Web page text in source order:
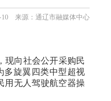
10 来源：通辽市融媒体中心
现向社会公开采购民
多旋翼四类中型超视
用无人驾驶航空器操